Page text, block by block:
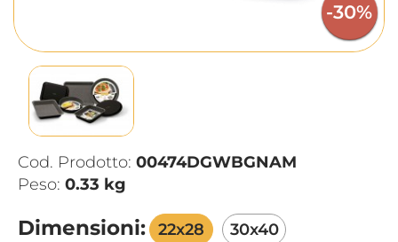
-30%
Cod. Prodotto: 00474DGWBGNAM
Peso: 0.33 kg
Dimensioni: 22x28 30x40